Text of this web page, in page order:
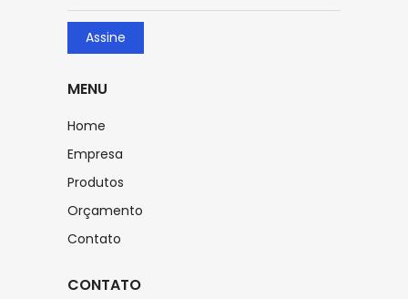
Assine
MENU
Home
Empresa
Produtos
Orçamento
Contato
CONTATO